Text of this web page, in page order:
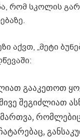
რომ სკოლის
აქვთ, „მეტი
გააკეთოთ
შეგიძლიათ